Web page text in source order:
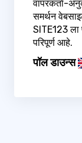
वापरकर्ता-
समर्थन
SITE123 ला
परिपूर्ण आहे.
पॉल डाउन्स